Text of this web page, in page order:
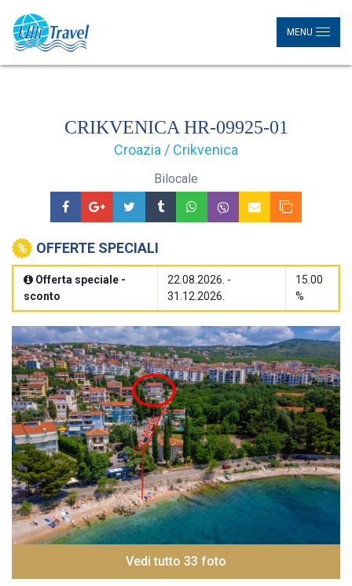
MENU
CRIKVENICA HR-09925-01
Croazia / Crikvenica
Bilocale
OFFERTE SPECIALI
Offerta speciale -
sconto
22.08.2026. -
31.12.2026.
15.00
%
Vedi tutto 33 foto